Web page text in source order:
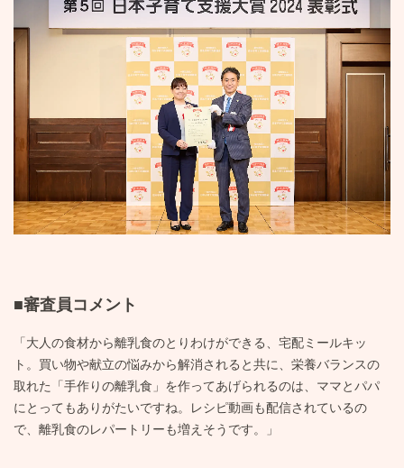
■審査員コメント
「大人の食材から離乳食のとりわけができる、宅配ミールキッ
ト。買い物や献立の悩みから解消されると共に、栄養バランスの
取れた「手作りの離乳食」を作ってあげられるのは、ママとパパ
にとってもありがたいですね。レシピ動画も配信されているの
で、離乳食のレパートリーも増えそうです。」